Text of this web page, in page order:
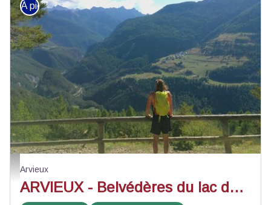
Belvédère du lac de Roue - ©M. Berger - CDRP 05
À pied
Arvieux
ARVIEUX - Belvédères du lac de Roue